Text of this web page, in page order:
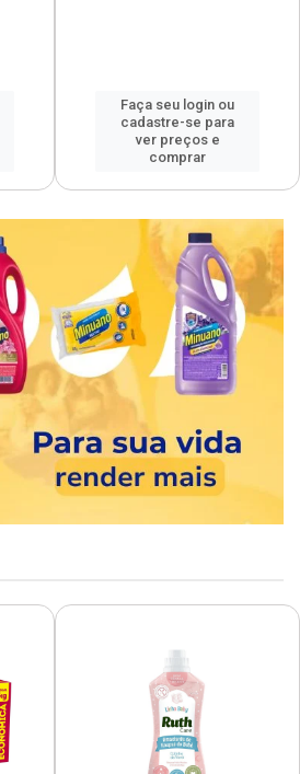
Faça seu login ou
cadastre-se para
ver preços e
comprar